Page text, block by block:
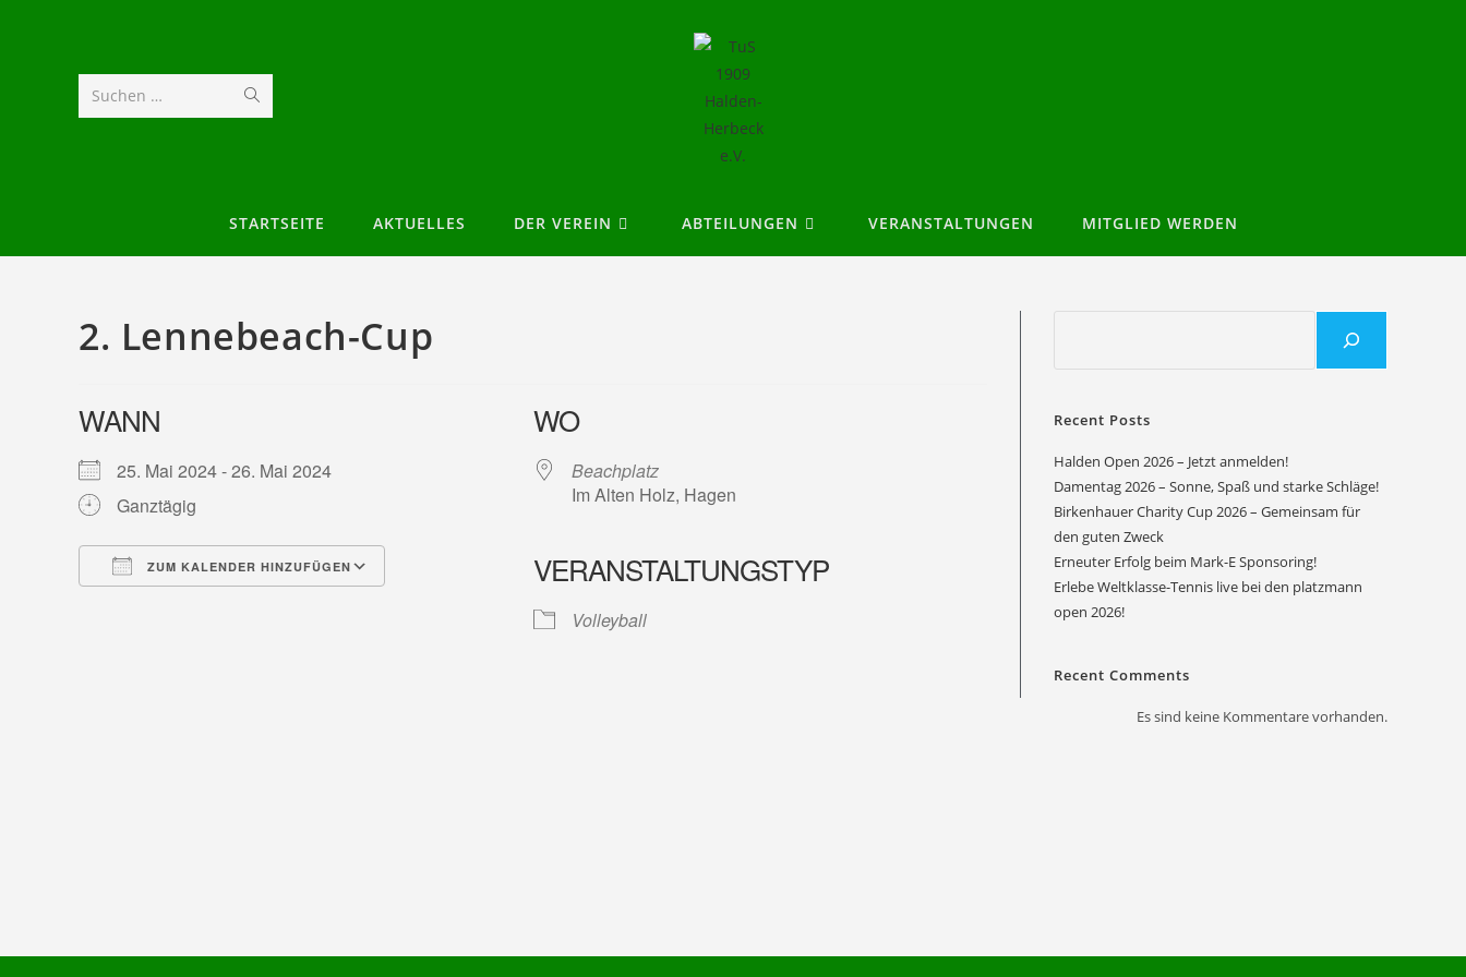
Suchen …
STARTSEITE AKTUELLES DER VEREIN ABTEILUNGEN VERANSTALTUNGEN MITGLIED WERDEN
2. Lennebeach-Cup
WANN
25. Mai 2024 - 26. Mai 2024
Ganztägig
ZUM KALENDER HINZUFÜGEN
Google Kalender Office 365
WO
Beachplatz
Im Alten Holz, Hagen
VERANSTALTUNGSTYP
Volleyball
Recent Posts
Halden Open 2026 – Jetzt anmelden!
Damentag 2026 – Sonne, Spaß und starke Schläge!
Birkenhauer Charity Cup 2026 – Gemeinsam für
den guten Zweck
Erneuter Erfolg beim Mark-E Sponsoring!
Erlebe Weltklasse-Tennis live bei den platzmann
open 2026!
Recent Comments
Es sind keine Kommentare vorhanden.